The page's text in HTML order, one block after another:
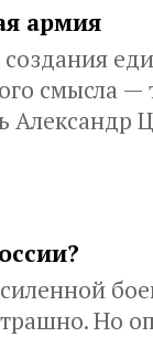
армия
смысла —
Александр
Но